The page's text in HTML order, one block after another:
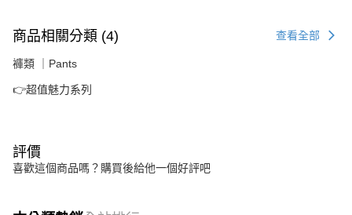
商品相關分類 (4) 查看全部
褲類 ｜Pants
👉超值魅力系列
評價
喜歡這個商品嗎？購買後給他一個好評吧